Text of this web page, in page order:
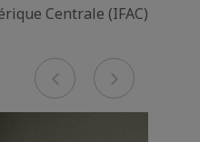
Centrale (IFAC)
Previous